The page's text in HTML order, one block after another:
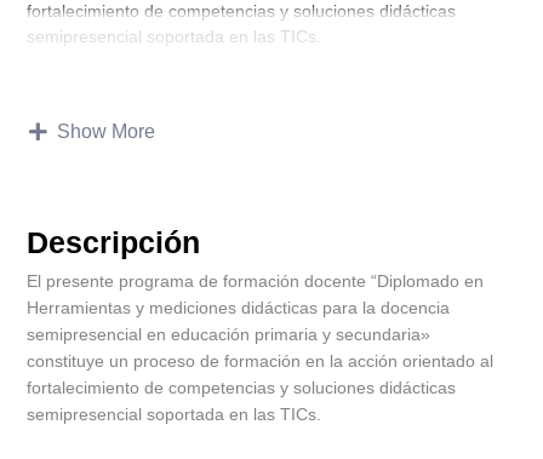
fortalecimiento de competencias y soluciones didácticas
semipresencial soportada en las TICs.
Show More
Descripción
El presente programa de formación docente “Diplomado en
Herramientas y mediciones didácticas para la docencia
semipresencial en educación primaria y secundaria»
constituye un proceso de formación en la acción orientado al
fortalecimiento de competencias y soluciones didácticas
semipresencial soportada en las TICs.